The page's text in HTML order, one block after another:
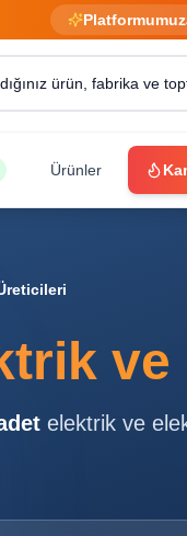
Ürünler
elektrik ve